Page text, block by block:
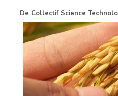
De Collectif Science